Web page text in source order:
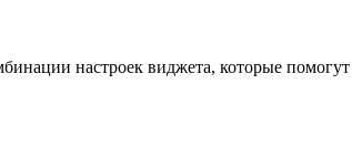
настроек виджета, которые